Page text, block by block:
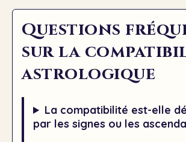
Questions
sur la
astrologique
La compatibilité est-elle
par les signes ou les